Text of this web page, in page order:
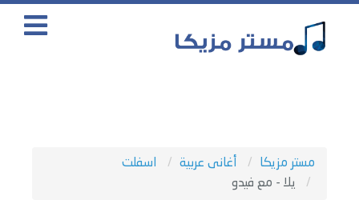
مستر مزيكا أغانى عربية
اسفلت
يلا - مع فيدو